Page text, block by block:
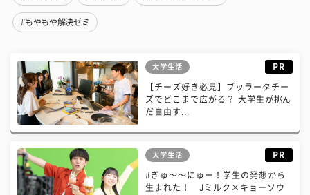
#もやもや解決ゼミ
大学生活 PR
【チーズ好き必見】ブッラータチー
ズでどこまで広がる？ 大学生が挑ん
だ自由す...
大学生活 PR
#ぎゅ〜〜にゅー！学生の発想から
生まれた！ Jミルク×キョーソウ